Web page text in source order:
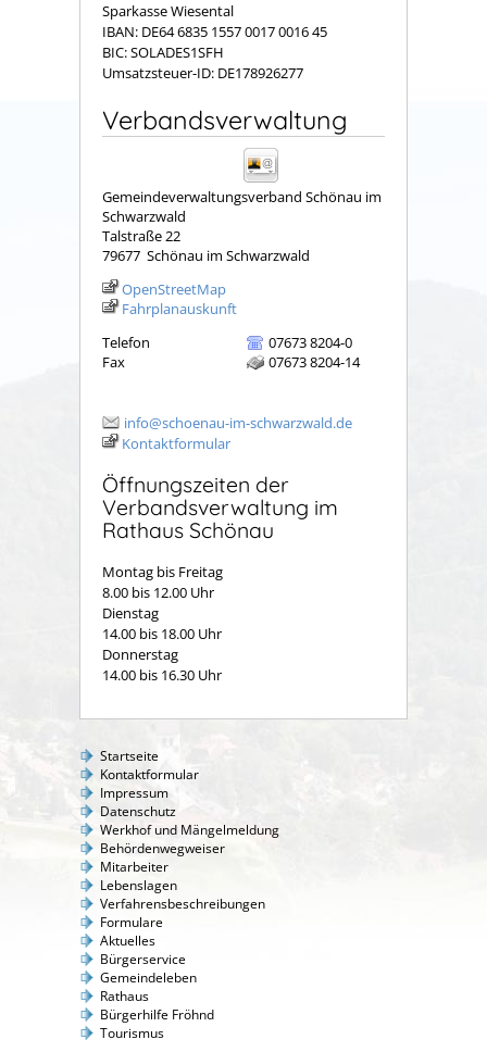
Sparkasse Wiesental
IBAN: DE64 6835 1557 0017 0016 45
BIC: SOLADES1SFH
Umsatzsteuer-ID: DE178926277
Verbandsverwaltung
Gemeindeverwaltungsverband Schönau im
Schwarzwald
Talstraße 22
79677 Schönau im Schwarzwald
OpenStreetMap
Fahrplanauskunft
Telefon
07673 8204-0
Fax
07673 8204-14
info@schoenau-im-schwarzwald.de
Kontaktformular
Öffnungszeiten der
Verbandsverwaltung im
Rathaus Schönau
Montag bis Freitag
8.00 bis 12.00 Uhr
Dienstag
14.00 bis 18.00 Uhr
Donnerstag
14.00 bis 16.30 Uhr
Startseite
Kontaktformular
Impressum
Datenschutz
Werkhof und Mängelmeldung
Behördenwegweiser
Mitarbeiter
Lebenslagen
Verfahrensbeschreibungen
Formulare
Aktuelles
Bürgerservice
Gemeindeleben
Rathaus
Bürgerhilfe Fröhnd
Tourismus